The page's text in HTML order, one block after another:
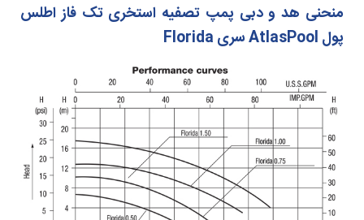
منحنی هد و دبی پمپ تصفیه استخری تک فاز اطلس
پول AtlasPool سری Florida